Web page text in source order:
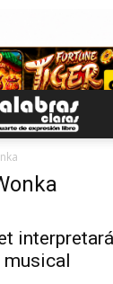
musical